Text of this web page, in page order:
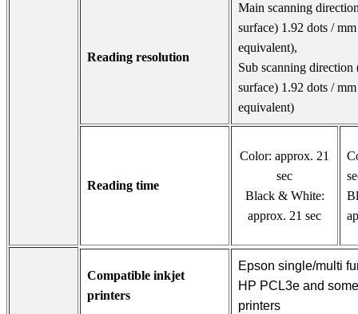
Reading resolution
Main scanning
surface) 1.92 dots /
equivalent),
Sub scanning direction
surface) 1.92 dots /
equivalent)
Reading time
Color: approx. 21
sec
Black & White:
approx. 21 sec
Compatible inkjet
printers
Epson single/multi
HP PCL3e and
printers